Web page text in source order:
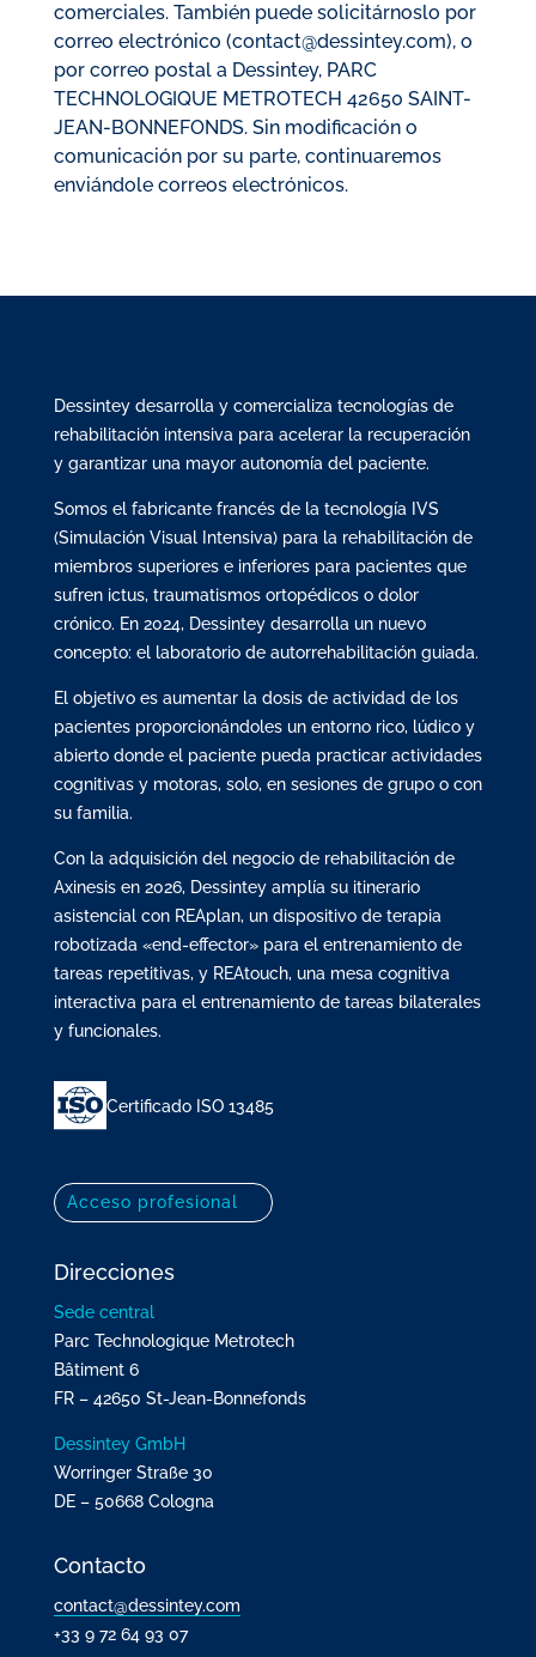
comerciales. También puede solicitárnoslo por
correo electrónico (contact@dessintey.com), o
por correo postal a Dessintey, PARC
TECHNOLOGIQUE METROTECH 42650 SAINT-
JEAN-BONNEFONDS. Sin modificación o
comunicación por su parte, continuaremos
enviándole correos electrónicos.
Dessintey desarrolla y comercializa tecnologías de
rehabilitación intensiva para acelerar la recuperación
y garantizar una mayor autonomía del paciente.
Somos el fabricante francés de la tecnología IVS
(Simulación Visual Intensiva) para la rehabilitación de
miembros superiores e inferiores para pacientes que
sufren ictus, traumatismos ortopédicos o dolor
crónico. En 2024, Dessintey desarrolla un nuevo
concepto: el laboratorio de autorrehabilitación guiada.
El objetivo es aumentar la dosis de actividad de los
pacientes proporcionándoles un entorno rico, lúdico y
abierto donde el paciente pueda practicar actividades
cognitivas y motoras, solo, en sesiones de grupo o con
su familia.
Con la adquisición del negocio de rehabilitación de
Axinesis en 2026, Dessintey amplía su itinerario
asistencial con REAplan, un dispositivo de terapia
robotizada «end-effector» para el entrenamiento de
tareas repetitivas, y REAtouch, una mesa cognitiva
interactiva para el entrenamiento de tareas bilaterales
y funcionales.
Certificado ISO 13485
Acceso profesional
Direcciones
Sede central
Parc Technologique Metrotech
Bâtiment 6
FR – 42650 St-Jean-Bonnefonds
Dessintey GmbH
Worringer Straße 30
DE – 50668 Cologna
Contacto
contact@dessintey.com
+33 9 72 64 93 07